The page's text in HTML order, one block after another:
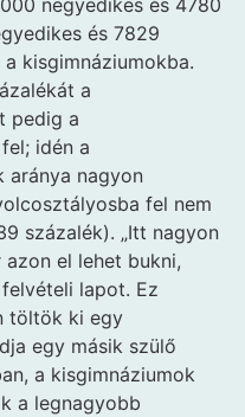
negyedikes és 4780
és 7829
kisgimnáziumokba.
a
pedig a
idén a
aránya nagyon
fel nem
százalék). „Itt nagyon
el lehet bukni,
lapot. Ez
töltök ki egy
egy másik szülő
a kisgimnáziumok
a legnagyobb